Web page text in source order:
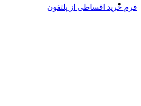
فرم خرید اقساطی از پلتفون